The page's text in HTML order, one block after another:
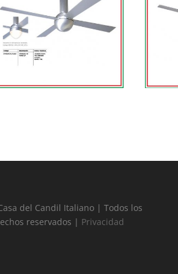
del Candil Italiano | Todos los
reservados | Privacidad